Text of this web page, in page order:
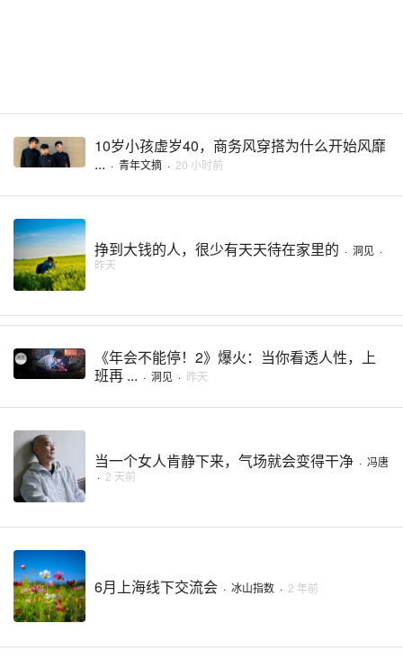
10岁小孩虚岁40，商务风穿搭为什么开始风靡
... · 青年文摘 · 20 小时前
挣到大钱的人，很少有天天待在家里的 · 洞见 ·
昨天
《年会不能停！2》爆火：当你看透人性，上
班再 ... · 洞见 · 昨天
当一个女人肯静下来，气场就会变得干净 · 冯唐
· 2 天前
6月上海线下交流会 · 冰山指数 · 2 年前